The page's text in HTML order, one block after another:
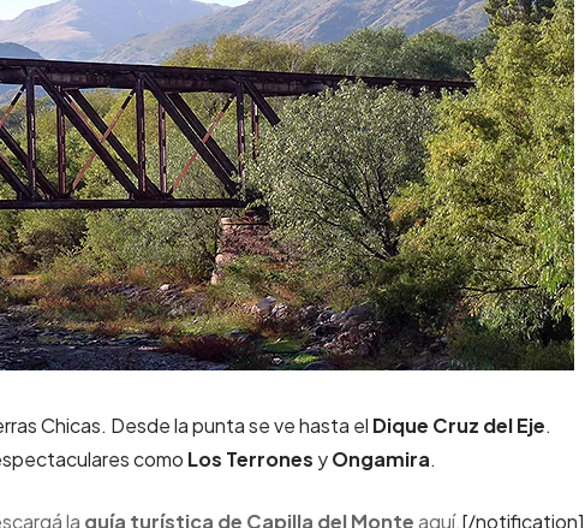
Chicas. Desde la punta se ve hasta el Dique Cruz del Eje.
como Los Terrones yOngamira.
la guía turística de Capilla del Monteaquí.[/notification]